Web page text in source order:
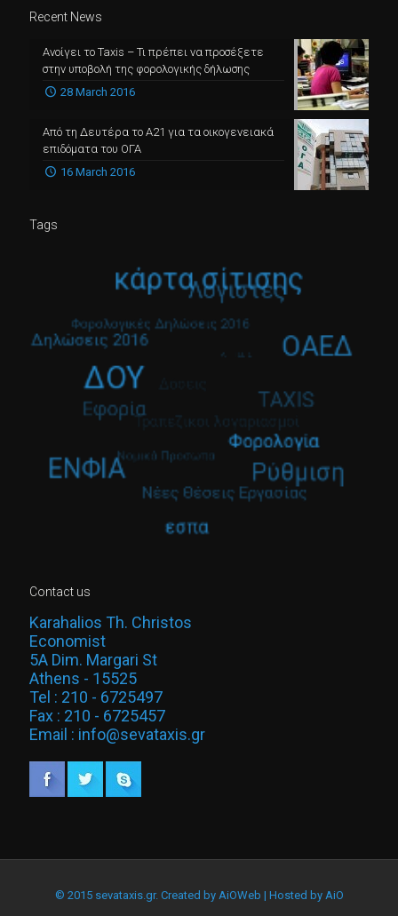
Recent News
Ανοίγει το Taxis – Τι πρέπει να προσέξετε
στην υποβολή της φορολογικής δήλωσης
28 March 2016
Από τη Δευτέρα το Α21 για τα οικογενειακά
επιδόματα του ΟΓΑ
16 March 2016
Tags
Contact us
Karahalios Th. Christos
Economist
5A Dim. Margari St
Athens - 15525
Tel : 210 - 6725497
Fax : 210 - 6725457
Email : info@sevataxis.gr
© 2015 sevataxis.gr. Created by AiOWeb | Hosted by AiO